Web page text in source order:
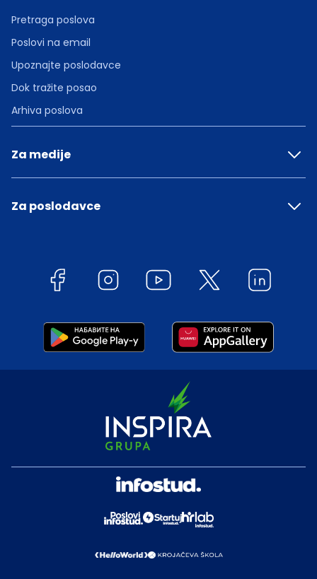
Pretraga poslova
Poslovi na email
Upoznajte poslodavce
Dok tražite posao
Arhiva poslova
Za medije
Za poslodavce